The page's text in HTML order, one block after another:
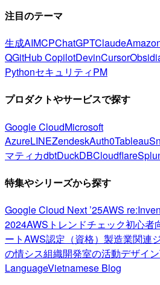
注目のテーマ
生成AIMCPChatGPTClaude
QGitHub CopilotDevinCursor
PythonセキュリティPM
プロダクトやサービスで探す
Google CloudMicrosoft
AzureLINEZendeskAuth0Tableau
マティカdbtDuckDBCloudflare
特集やシリーズから探す
Google Cloud Next ’25AWS
2024AWSトレンドチェック初心者
ートAWS認定（資格） 製造業関連
の情シス組織開発室の活動デザイン
LanguageVietnamese Blog